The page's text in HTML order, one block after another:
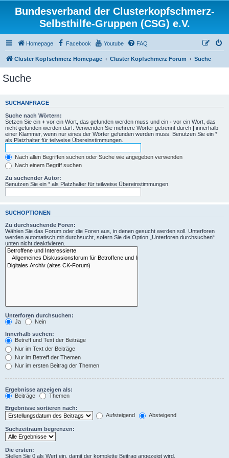
Bundesverband der Clusterkopfschmerz-
Selbsthilfe-Gruppen (CSG) e.V.
Homepage Facebook Youtube FAQ
Cluster Kopfschmerz Homepage Cluster Kopfschmerz Forum Suche
Suche
SUCHANFRAGE
Suche nach Wörtern:
Setzen Sie ein + vor ein Wort, das gefunden werden muss und ein - vor ein Wort, das
nicht gefunden werden darf. Verwenden Sie mehrere Wörter getrennt durch | innerhalb
einer Klammer, wenn nur eines der Wörter gefunden werden muss. Benutzen Sie ein *
als Platzhalter für teilweise Übereinstimmungen.
Nach allen Begriffen suchen oder Suche wie angegeben verwenden
Nach einem Begriff suchen
Zu suchender Autor:
Benutzen Sie ein * als Platzhalter für teilweise Übereinstimmungen.
SUCHOPTIONEN
Zu durchsuchende Foren:
Wählen Sie das Forum oder die Foren aus, in denen gesucht werden soll. Unterforen
werden automatisch mit durchsucht, sofern Sie die Option „Unterforen durchsuchen“
unten nicht deaktivieren.
Unterforen durchsuchen:
Ja
Nein
Innerhalb suchen:
Betreff und Text der Beiträge
Nur im Text der Beiträge
Nur im Betreff der Themen
Nur im ersten Beitrag der Themen
Ergebnisse anzeigen als:
Beiträge
Themen
Ergebnisse sortieren nach:
Aufsteigend
Absteigend
Suchzeitraum begrenzen:
Die ersten:
Stellen Sie 0 als Wert ein, damit der komplette Beitrag angezeigt wird.